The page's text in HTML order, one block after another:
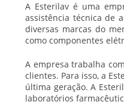
A Esterilav é uma
assistência técnica de
diversas marcas do
como componentes
A empresa trabalha
clientes. Para isso, a
última geração. A
laboratórios